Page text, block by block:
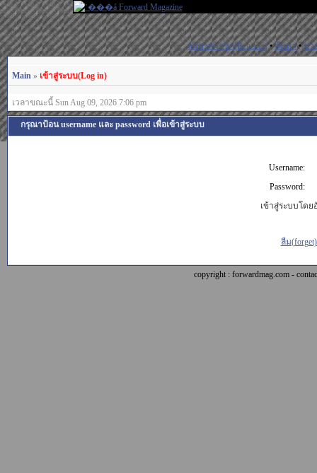
สมัครสมาชิก(Register)•ค้นหา•ช่ว
Main » เข้าสู่ระบบ(Log in)
เวลาขณะนี้ Sun Aug 09, 2026 7:06 pm
กรุณาป้อน username และ password เพื่อเข้าสู่ระบบ
Username:
Password:
เข้าสู่ระบบโดย
ลืม
copyright : forwardmag.com -